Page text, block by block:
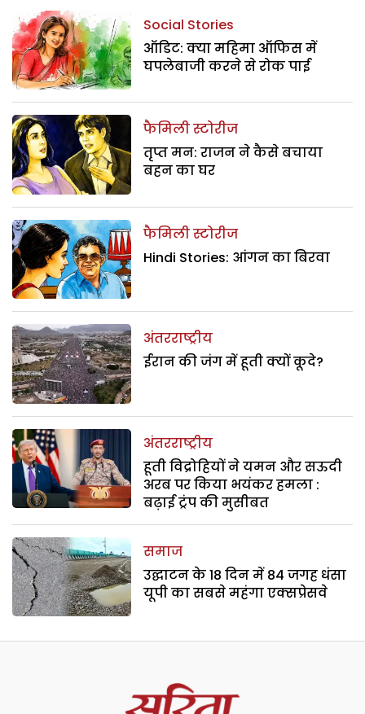
Social Stories
ऑडिट: क्या महिमा ऑफिस में
घपलेबाजी करने से रोक पाई
फैमिली स्टोरीज
तृप्त मन: राजन ने कैसे बचाया
बहन का घर
फैमिली स्टोरीज
Hindi Stories: आंगन का बिरवा
अंतरराष्ट्रीय
ईरान की जंग में हूती क्यों कूदे?
अंतरराष्ट्रीय
हूती विद्रोहियों ने यमन और सऊदी
अरब पर किया भयंकर हमला :
बढ़ाई ट्रंप की मुसीबत
समाज
उद्घाटन के 18 दिन में 84 जगह धंसा
यूपी का सबसे महंगा एक्सप्रेसवे